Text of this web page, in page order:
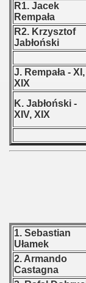
R1. Jacek
Rempała
R2. Krzysztof
Jabłoński
J. Rempała - XI,
XIX
K. Jabłoński -
XIV, XIX
1. Sebastian
Ułamek
2. Armando
Castagna
Qualifications) -
-
- 1999
- 1999
- 1999
- 2000
- 2001
- 2002